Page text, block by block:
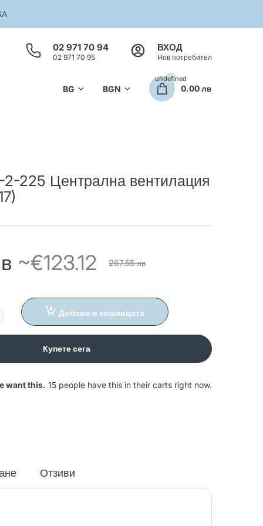
02 971 70 94
02 971 70 95
ВХОД
Нов потребител
undefined
0.00 лв
2-225 Централна вентилация
~€123.12 267.55 лв
Добави в кошницата
Купете сега
want this. 15 people have this in their carts right now.
Отзиви